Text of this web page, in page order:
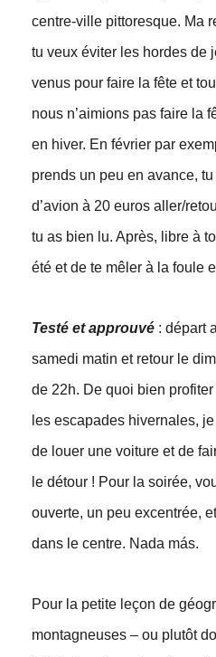
centre-ville pittoresque. Ma
tu veux éviter les hordes de
venus pour faire la fête et
nous n’aimions pas faire la
en hiver. En février par
prends un peu en avance,
d’avion à 20 euros aller/
tu as bien lu. Après, libre à
été et de te mêler à la foule
Testé et approuvé: départ
samedi matin et retour le
de 22h. De quoi bien
les escapades hivernales,
de louer une voiture et de
le détour ! Pour la soirée,
ouverte, un peu excentrée,
dans le centre. Nada más.
Pour la petite leçon de
montagneuses – ou plutôt